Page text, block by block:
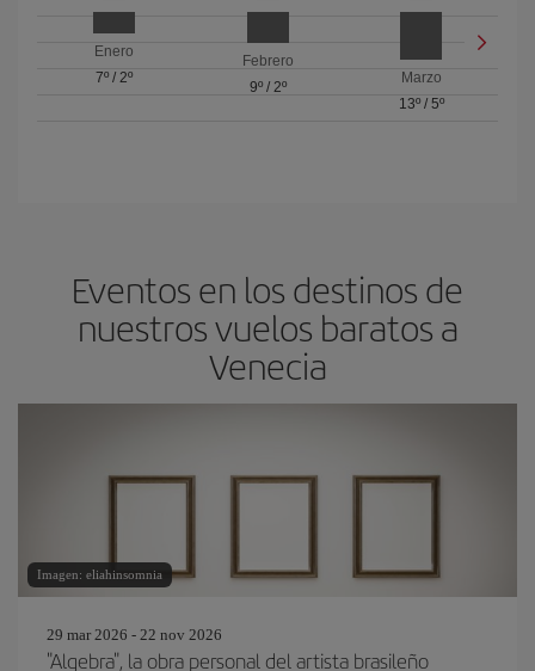
Enero
7º/ 2º
Febrero
9º/ 2º
Marzo
13º/ 5º
Eventos en los destinos de
nuestros vuelos baratos a
Venecia
Imagen: eliahinsomnia
29 mar 2026 - 22 nov 2026
"Algebra", la obra personal del artista brasileño